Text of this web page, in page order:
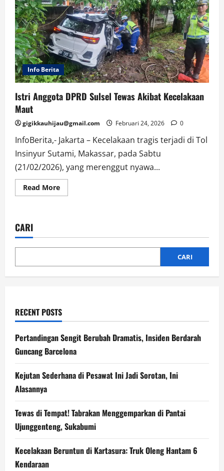
Info Berita
Istri Anggota DPRD Sulsel Tewas Akibat Kecelakaan
Maut
gigikkauhijau@gmail.com Februari 24, 2026 0
InfoBerita,- Jakarta – Kecelakaan tragis terjadi di Tol
Insinyur Sutami, Makassar, pada Sabtu
(21/02/2026), yang merenggut nyawa...
Read MoreRead
more
Tewas
Kecelakaan
CARI
CARI
RECENT POSTS
Pertandingan Sengit Berubah Dramatis, Insiden Berdarah
Guncang Barcelona
Kejutan Sederhana di Pesawat Ini Jadi Sorotan, Ini
Alasannya
Tewas di Tempat! Tabrakan Menggemparkan di Pantai
Ujunggenteng, Sukabumi
Kecelakaan Beruntun di Kartasura: Truk Oleng Hantam 6
Kendaraan